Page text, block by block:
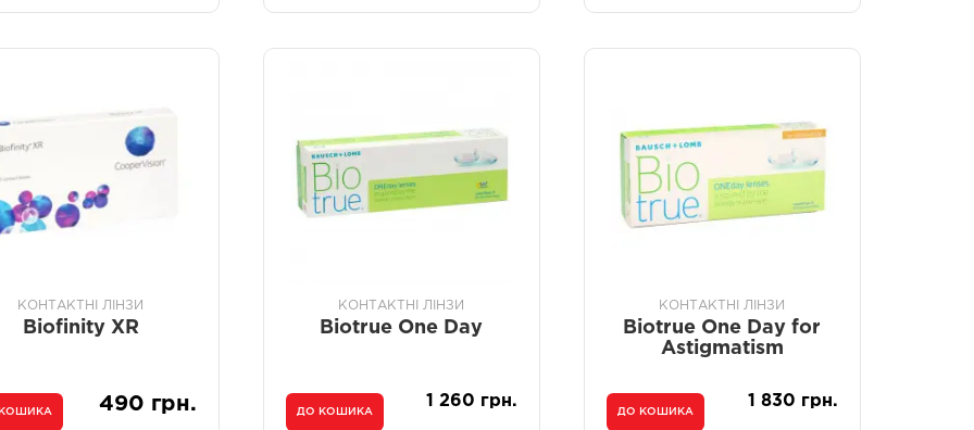
КОНТАКТНІ ЛІНЗИ
Biofinity XR
490 грн.
КОНТАКТНІ ЛІНЗИ
Biotrue One Day
ДО КОШИКА
1 260 грн.
КОНТАКТНІ ЛІНЗИ
Biotrue One Day for
Astigmatism
ДО КОШИКА
1 830 грн.